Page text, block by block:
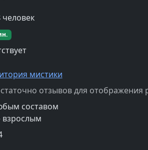
человек
мистики
отзывов для отображения
составом
взрослым